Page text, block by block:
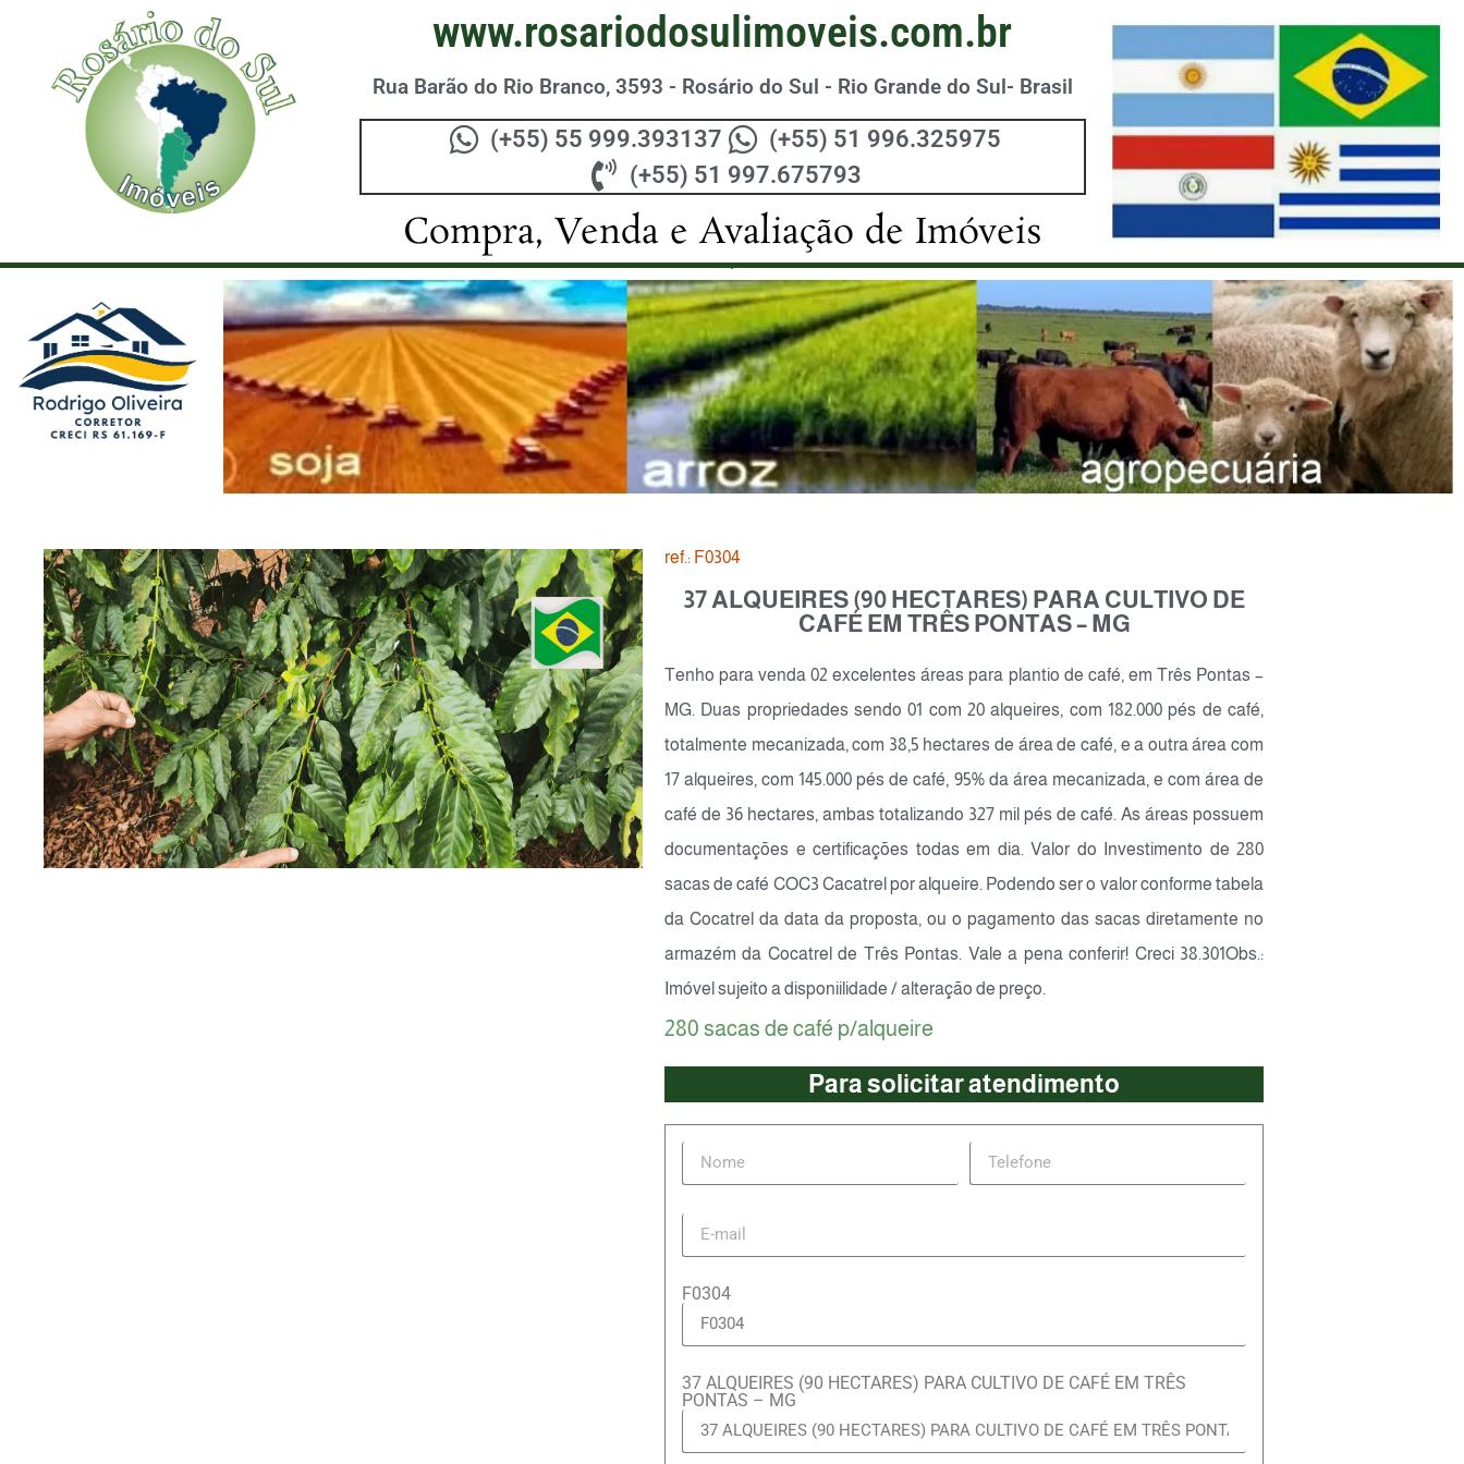
www.rosariodosulimoveis.com.br
Rua Barão do Rio Branco, 3593 - Rosário do Sul - Rio Grande do Sul- Brasil
(+55) 55 999.393137
(+55) 51 996.325975
(+55) 51 997.675793
Compra, Venda e Avaliação de Imóveis
ref.: F0304
37 ALQUEIRES (90 HECTARES) PARA CULTIVO DE
CAFÉ EM TRÊS PONTAS – MG
Tenho para venda 02 excelentes áreas para plantio de café, em Três Pontas –
MG. Duas propriedades sendo 01 com 20 alqueires, com 182.000 pés de café,
totalmente mecanizada, com 38,5 hectares de área de café, e a outra área com
17 alqueires, com 145.000 pés de café, 95% da área mecanizada, e com área de
café de 36 hectares, ambas totalizando 327 mil pés de café. As áreas possuem
documentações e certificações todas em dia. Valor do Investimento de 280
sacas de café COC3 Cacatrel por alqueire. Podendo ser o valor conforme tabela
da Cocatrel da data da proposta, ou o pagamento das sacas diretamente no
armazém da Cocatrel de Três Pontas. Vale a pena conferir! Creci 38.301Obs.:
Imóvel sujeito a disponiilidade / alteração de preço.
280 sacas de café p/alqueire
Para solicitar atendimento
F0304
37 ALQUEIRES (90 HECTARES) PARA CULTIVO DE CAFÉ EM TRÊS
PONTAS – MG